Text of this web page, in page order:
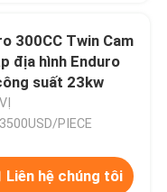
300CC Twin Cam
địa hình Enduro
suất 23kw
PIECE
Liên hệ chúng tôi